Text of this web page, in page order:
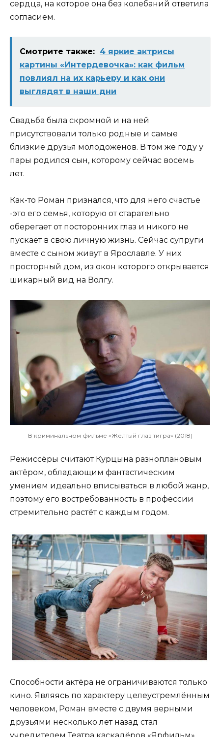
сердца, на которое она без колебаний ответила
согласием.
Смотрите также: 4 яркие актрисы
картины «Интердевочка»: как фильм
повлиял на их карьеру и как они
выглядят в наши дни
Свадьба была скромной и на ней
присутствовали только родные и самые
близкие друзья молодожёнов. В том же году у
пары родился сын, которому сейчас восемь
лет.
Как-то Роман признался, что для него счастье
-это его семья, которую от старательно
оберегает от посторонних глаз и никого не
пускает в свою личную жизнь. Сейчас супруги
вместе с сыном живут в Ярославле. У них
просторный дом, из окон которого открывается
шикарный вид на Волгу.
В криминальном фильме «Жёлтый глаз тигра» (2018)
Режиссёры считают Курцына разноплановым
актёром, обладающим фантастическим
умением идеально вписываться в любой жанр,
поэтому его востребованность в профессии
стремительно растёт с каждым годом.
Способности актёра не ограничиваются только
кино. Являясь по характеру целеустремлённым
человеком, Роман вместе с двумя верными
друзьями несколько лет назад стал